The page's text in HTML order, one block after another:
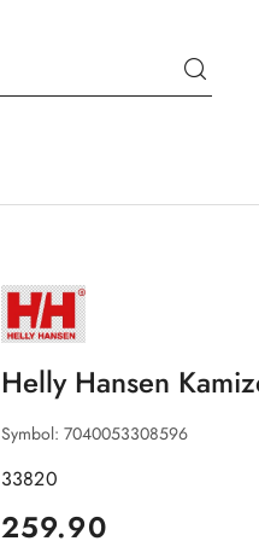
NAZWA
PRODUCENTA:
HELLY
HANSEN
Helly Hansen
Symbol: 7040053308596
33820
cena:
259.90